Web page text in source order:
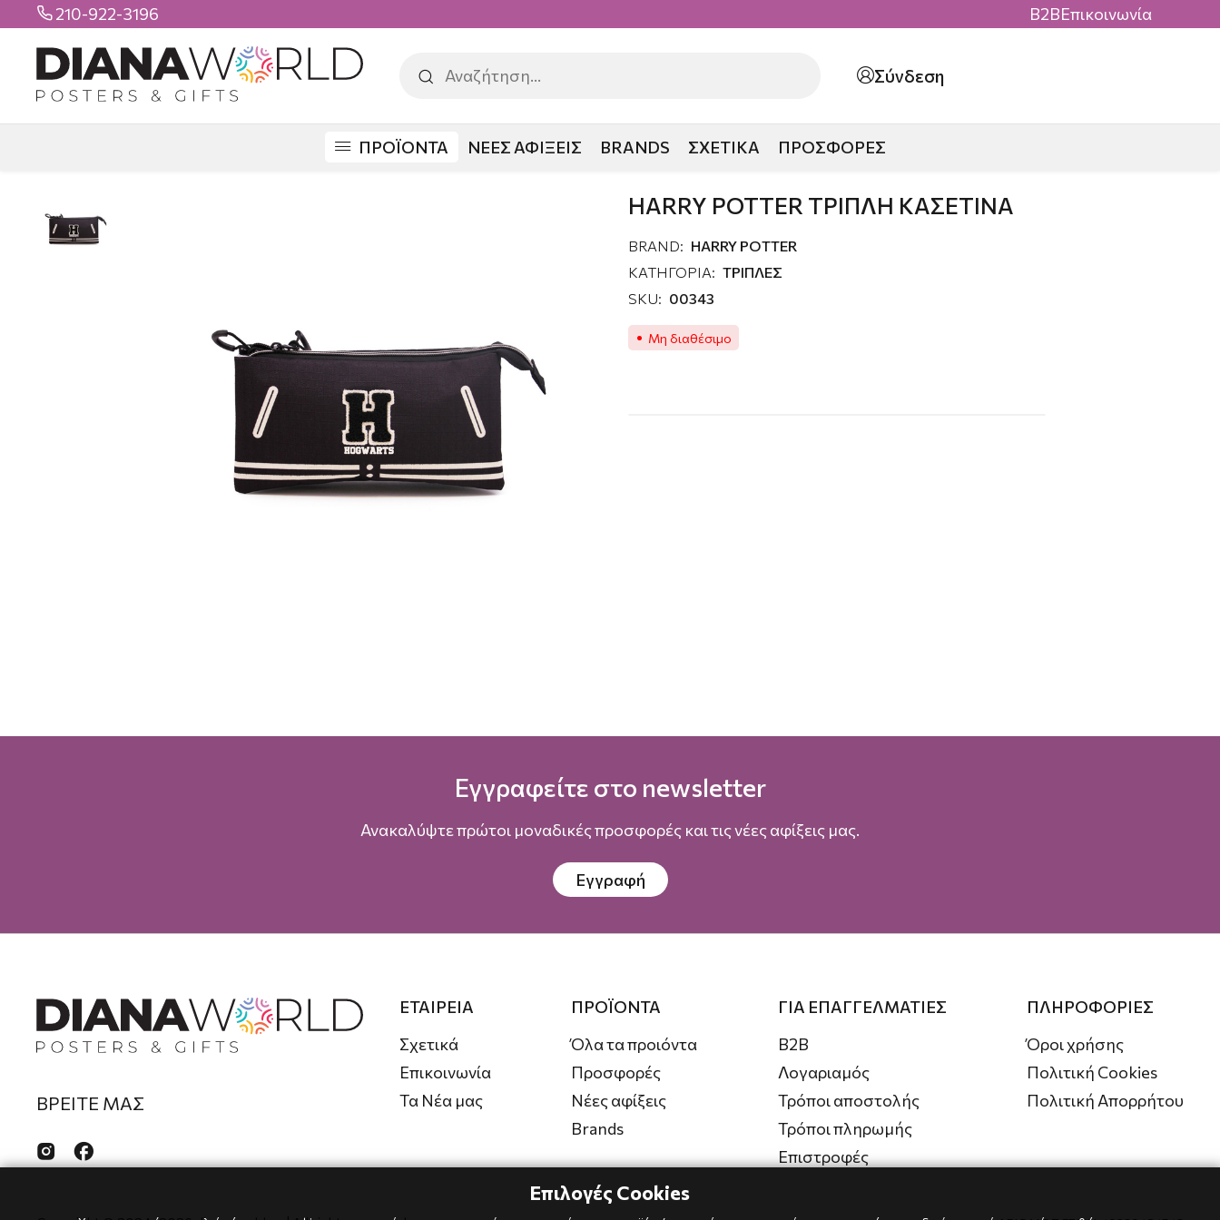
 210-922-3196 B2BΕπικοινωνία
Σύνδεση
ΠΡΟΪΟΝΤΑ ΝΕΕΣ ΑΦΙΞΕΙΣ BRANDS ΣΧΕΤΙΚΑ ΠΡΟΣΦΟΡΕΣ
HARRY POTTER ΤΡΙΠΛΗ ΚΑΣΕΤΙΝΑ
BRAND: HARRY POTTER
ΚΑΤΗΓΟΡΙΑ: ΤΡΙΠΛΕΣ
SKU: 00343
Μη διαθέσιμο
Εγγραφείτε στο newsletter
Ανακαλύψτε πρώτοι μοναδικές προσφορές και τις νέες αφίξεις μας.
Εγγραφή
ΒΡΕΙΤΕ ΜΑΣ
 
ΕΤΑΙΡΕΙΑ
Σχετικά
Επικοινωνία
Τα Νέα μας
ΠΡΟΪΟΝΤΑ
Όλα τα προιόντα
Προσφορές
Νέες αφίξεις
Brands
ΓΙΑ ΕΠΑΓΓΕΛΜΑΤΙΕΣ
B2B
Λογαριαμός
Τρόποι αποστολής
Τρόποι πληρωμής
Επιστροφές
ΠΛΗΡΟΦΟΡΙΕΣ
Όροι χρήσης
Πολιτική Cookies
Πολιτική Απορρήτου
Επιλογές Cookies